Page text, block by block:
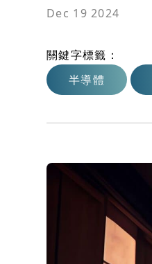
Dec 19 2024
關鍵字標籤：
半導體